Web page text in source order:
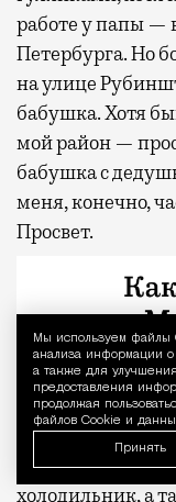
Мы используем файлы
анализа информации о
а также для
предоставления
продолжая
файлов Cookie и
Принять
работе у папы —
Петербурга. Но
на улице
бабушка. Хотя
мой район —
бабушка с
меня, конечно,
Просвет.
Я
Потому что
пожить
вынужденное
понимание, что
холодильник, а